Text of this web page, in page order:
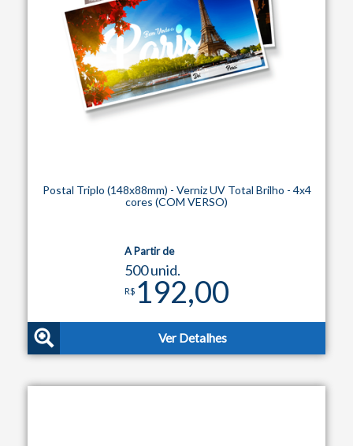
Postal Triplo (148x88mm) - Verniz UV Total Brilho - 4x4
cores (COM VERSO)
A Partir de
500 unid.
R$ 192,00
Ver Detalhes